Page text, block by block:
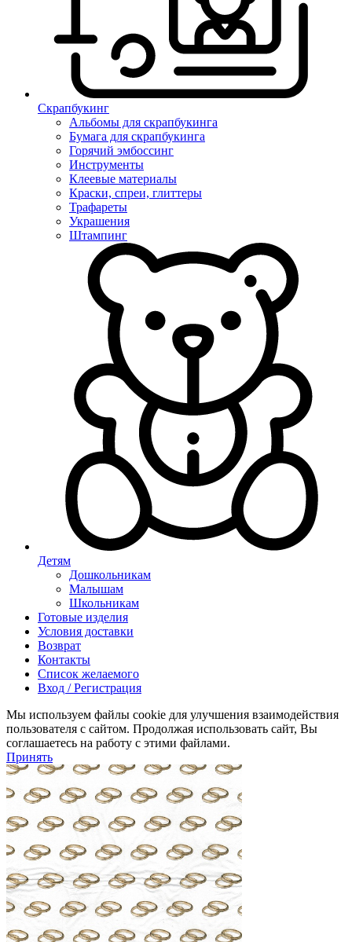
Скрапбукинг
Альбомы для скрапбукинга
Бумага для скрапбукинга
Горячий эмбоссинг
Инструменты
Клеевые материалы
Краски, спреи, глиттеры
Трафареты
Украшения
Штампинг
Детям
Дошкольникам
Малышам
Школьникам
Готовые изделия
Условия доставки
Возврат
Контакты
Список желаемого
Вход / Регистрация
Мы используем файлы cookie для улучшения взаимодействия
пользователя с сайтом. Продолжая использовать сайт, Вы
соглашаетесь на работу с этими файлами.
Принять